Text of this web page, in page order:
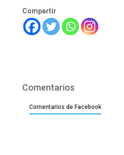
Compartir
Comentarios
Comentarios de Facebook